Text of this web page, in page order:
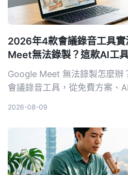
2026年4款會議錄音工具
Meet無法錄製？這款AI工
Google Meet 無法錄製怎麼辦
會議錄音工具，從免費方案、
2026-08-09